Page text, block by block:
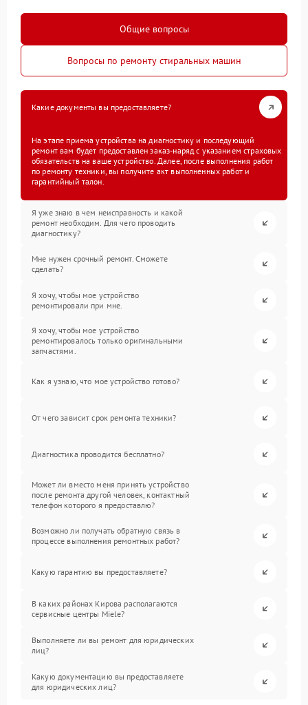
Общие вопросы
Вопросы по ремонту стиральных машин
Какие документы вы предоставляете?
На этапе приема устройства на диагностику и последующий
ремонт вам будет предоставлен заказ-наряд с указанием страховых
обязательств на ваше устройство. Далее, после выполнения работ
по ремонту техники, вы получите акт выполненных работ и
гарантийный талон.
Я уже знаю в чем неисправность и какой
ремонт необходим. Для чего проводить
диагностику?
Мне нужен срочный ремонт. Сможете
сделать?
Я хочу, чтобы мое устройство
ремонтировали при мне.
Я хочу, чтобы мое устройство
ремонтировалось только оригинальными
запчастями.
Как я узнаю, что мое устройство готово?
От чего зависит срок ремонта техники?
Диагностика проводится бесплатно?
Может ли вместо меня принять устройство
после ремонта другой человек, контактный
телефон которого я предоставлю?
Возможно ли получать обратную связь в
процессе выполнения ремонтных работ?
Какую гарантию вы предоставляете?
В каких районах Кирова располагаются
сервисные центры Miele?
Выполняете ли вы ремонт для юридических
лиц?
Какую документацию вы предоставляете
для юридических лиц?